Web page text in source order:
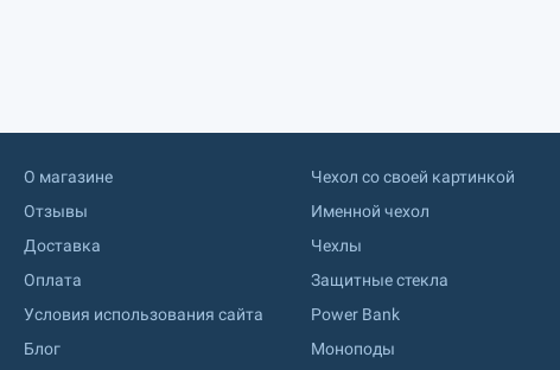
О магазине
Отзывы
Доставка
Оплата
Условия использования сайта
Блог
Чехол со своей картинкой
Именной чехол
Чехлы
Защитные стекла
Power Bank
Моноподы